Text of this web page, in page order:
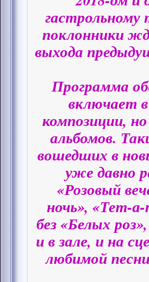
гастрольному
поклонники
выхода
Программа
включает
композиции,
альбомов.
вошедших в
уже давно
«Розовый
ночь», «Тет-
без «Белых
и в зале, и на
любимой